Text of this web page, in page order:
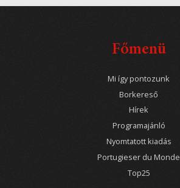
Főmenü
Mi így pontozunk
Borkereső
Hírek
Programajánló
Nyomtatott kiadás
Portugieser du Monde
Top25